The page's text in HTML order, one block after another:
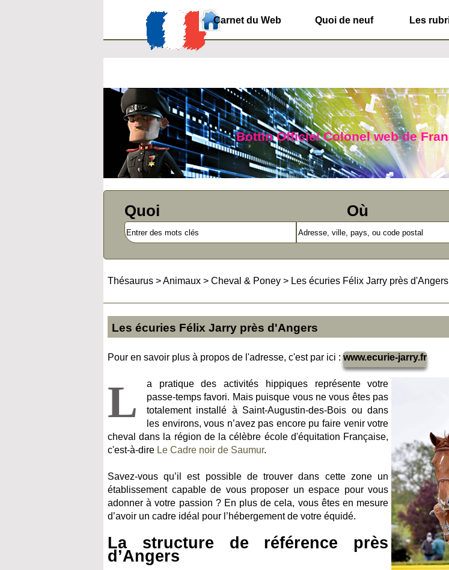
Carnet du Web Quoi de neuf Les
Bottin Officiel Colonel web de
Quoi Où
Thésaurus >Animaux > Cheval & Poney > Les écuries Félix Jarry près d'Angers
Les écuries Félix Jarry près d'Angers
Pour en savoir plus à propos de l'adresse, c'est par ici :www.ecurie-jarry.fr
L
a pratique des activités hippiques représente votre
passe-temps favori. Mais puisque vous ne vous êtes pas
totalement installé à Saint-Augustin-des-Bois ou dans
les environs, vous n’avez pas encore pu faire venir votre
cheval dans la région de la célèbre école d'équitation Française,
c'est-à-dire Le Cadre noir de Saumur.
Savez-vous qu’il est possible de trouver dans cette zone un
établissement capable de vous proposer un espace pour vous
adonner à votre passion ? En plus de cela, vous êtes en mesure
d’avoir un cadre idéal pour l’hébergement de votre équidé.
La structure de référence près
d’Angers